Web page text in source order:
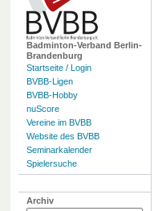
Badminton-Verband Berlin-
Brandenburg
Startseite / Login
BVBB-Ligen
BVBB-Hobby
nuScore
Vereine im BVBB
Website des BVBB
Seminarkalender
Spielersuche
Archiv